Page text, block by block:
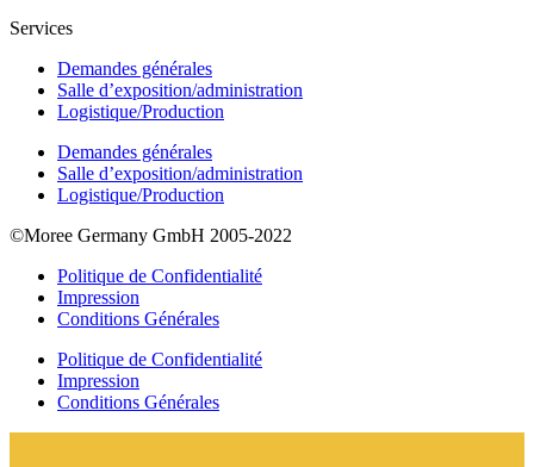
Services
Demandes générales
Salle d’exposition/administration
Logistique/Production
Demandes générales
Salle d’exposition/administration
Logistique/Production
©Moree Germany GmbH 2005-2022
Politique de Confidentialité
Impression
Conditions Générales
Politique de Confidentialité
Impression
Conditions Générales